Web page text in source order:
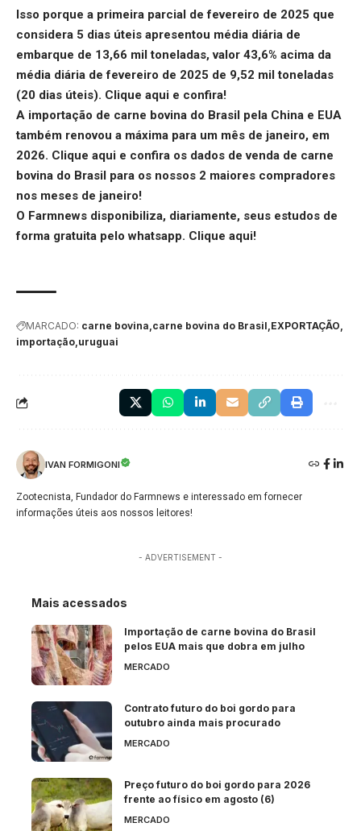
Isso porque a primeira parcial de fevereiro de 2025 que
considera 5 dias úteis apresentou média diária de
embarque de 13,66 mil toneladas, valor 43,6% acima da
média diária de fevereiro de 2025 de 9,52 mil toneladas
(20 dias úteis). Clique aqui e confira!
A importação de carne bovina do Brasil pela China e EUA
também renovou a máxima para um mês de janeiro, em
2026. Clique aqui e confira os dados de venda de carne
bovina do Brasil para os nossos 2 maiores compradores
nos meses de janeiro!
O Farmnews disponibiliza, diariamente, seus estudos de
forma gratuita pelo whatsapp. Clique aqui!
MARCADO: carne bovina carne bovina do Brasil EXPORTAÇÃO
importação uruguai
IVAN FORMIGONI
Zootecnista, Fundador do Farmnews e interessado em fornecer
informações úteis aos nossos leitores!
- ADVERTISEMENT -
Mais acessados
Importação de carne bovina do Brasil
pelos EUA mais que dobra em julho
MERCADO
Contrato futuro do boi gordo para
outubro ainda mais procurado
MERCADO
Preço futuro do boi gordo para 2026
frente ao físico em agosto (6)
MERCADO